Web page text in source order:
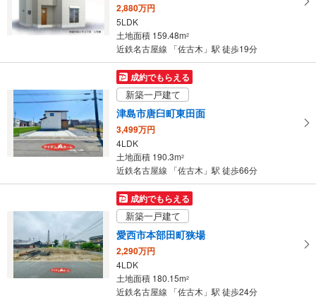
に
存
る
2,880万円
5LDK
土地面積 159.48m2
近鉄名古屋線 「佐古木」駅 徒歩19分
成約でもらえる
新築一戸建て
津島市唐臼町東田面
3,499万円
4LDK
土地面積 190.3m2
近鉄名古屋線 「佐古木」駅 徒歩66分
成約でもらえる
新築一戸建て
愛西市本部田町狭場
2,290万円
4LDK
土地面積 180.15m2
近鉄名古屋線 「佐古木」駅 徒歩24分